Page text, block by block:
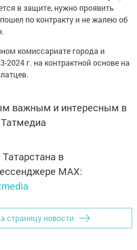
в защите, нужно проявить
по контракту и не жалею об
комиссариате города и
2024 г. на контрактной основе на
важным и интересным в
Татмедиа
в
MАХ:
страницу новости